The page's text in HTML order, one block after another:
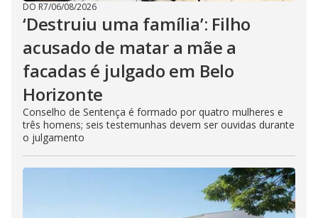
DO R7/06/08/2026
‘Destruiu uma família’: Filho
acusado de matar a mãe a
facadas é julgado em Belo
Horizonte
Conselho de Sentença é formado por quatro mulheres e
três homens; seis testemunhas devem ser ouvidas durante
o julgamento